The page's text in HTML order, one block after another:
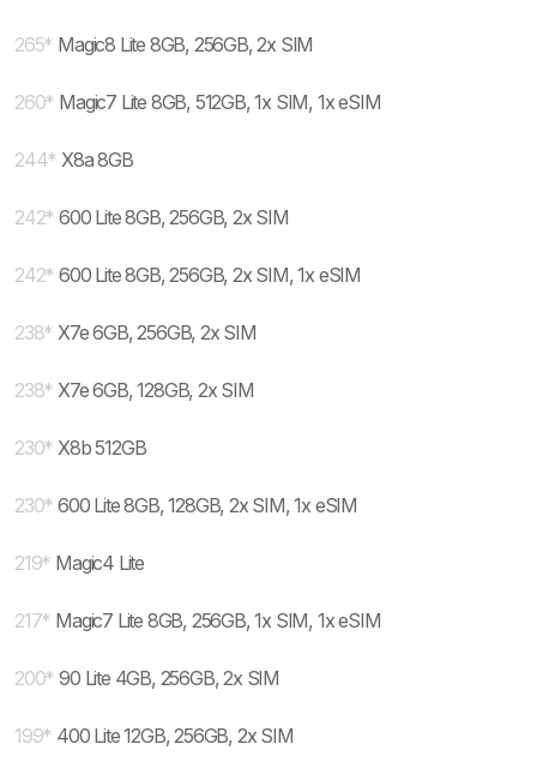
265* Magic8 Lite 8GB, 256GB, 2x SIM
260* Magic7 Lite 8GB, 512GB, 1x SIM, 1x eSIM
244* X8a 8GB
242* 600 Lite 8GB, 256GB, 2x SIM
242* 600 Lite 8GB, 256GB, 2x SIM, 1x eSIM
238* X7e 6GB, 256GB, 2x SIM
238* X7e 6GB, 128GB, 2x SIM
230* X8b 512GB
230* 600 Lite 8GB, 128GB, 2x SIM, 1x eSIM
219* Magic4 Lite
217* Magic7 Lite 8GB, 256GB, 1x SIM, 1x eSIM
200* 90 Lite 4GB, 256GB, 2x SIM
199* 400 Lite 12GB, 256GB, 2x SIM